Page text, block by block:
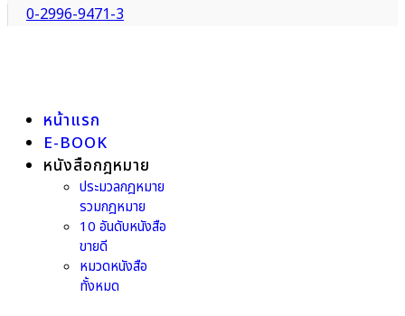
0-2996-9471-3
หน้าแรก
E-BOOK
หนังสือกฎหมาย
ประมวลกฎหมาย
รวมกฎหมาย
10 อันดับหนังสือ
ขายดี
หมวดหนังสือ
ทั้งหมด